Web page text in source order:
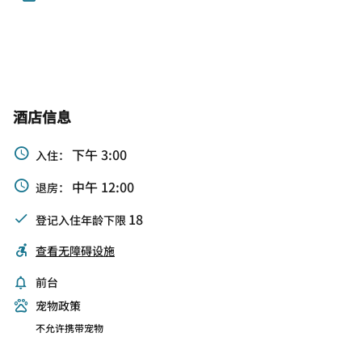
酒店信息
入住： 下午 3:00
退房： 中午 12:00
登记入住年龄下限 18
查看无障碍设施
前台
宠物政策
不允许携带宠物